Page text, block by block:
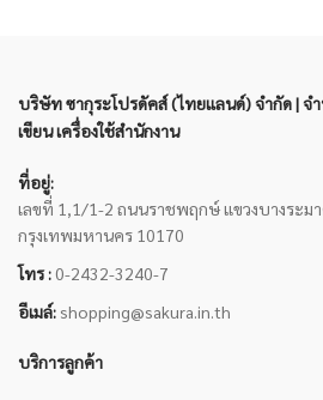
บริษัท ซากุระโปรดัคส์ (ไทยแลนด์) จำกัด | จ
เขียน เครื่องใช้สำนักงาน
ที่อยู่:
เลขที่ 1,1/1-2 ถนนราชพฤกษ์ แขวงบางระม
กรุงเทพมหานคร 10170
โทร : 0-2432-3240-7
อีเมล์: shopping@sakura.in.th
บริการลูกค้า